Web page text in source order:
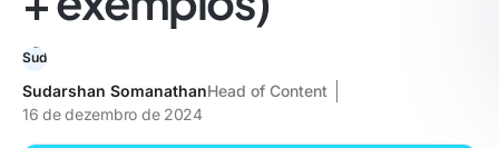
Sudarshan SomanathanHead of Content
16 de dezembro de 2024